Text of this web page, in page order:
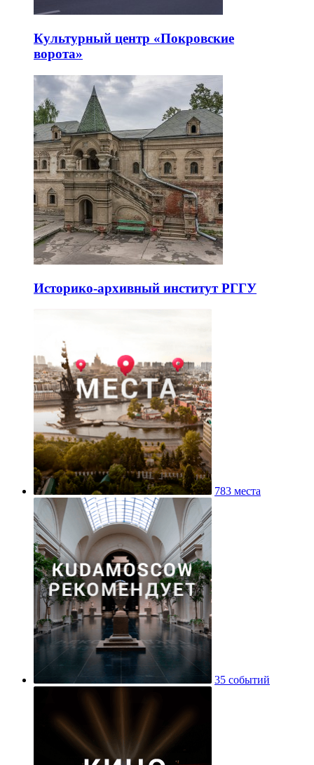
Культурный центр «Покровские
ворота»
Историко-архивный институт РГГУ
783 места
35 событий